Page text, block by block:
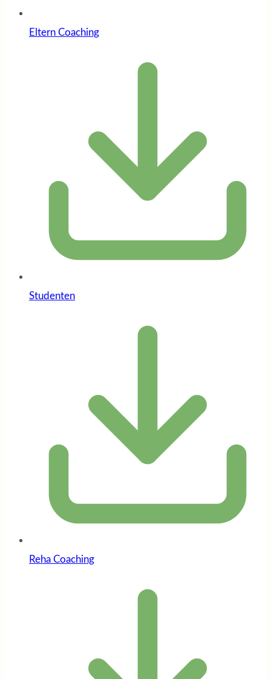
Eltern Coaching
Studenten
Reha Coaching